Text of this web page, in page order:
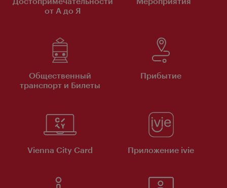
от А до Я
Общественный
транспорт и Билеты
Прибытие
Vienna City Card Приложение ivie